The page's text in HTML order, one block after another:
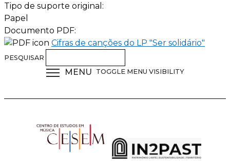
Tipo de suporte original:
Papel
Documento PDF:
Cifras de canções do LP "Ser solidário"
PESQUISAR
MENU TOGGLE MENU VISIBILITY